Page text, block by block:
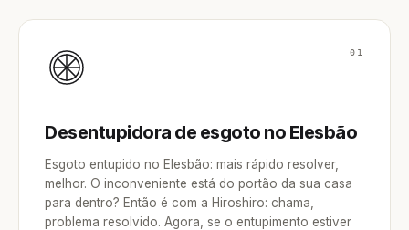
01
Desentupidora de esgoto no Elesbão
Esgoto entupido no Elesbão: mais rápido resolver,
melhor. O inconveniente está do portão da sua casa
para dentro? Então é com a Hiroshiro: chama,
problema resolvido. Agora, se o entupimento estiver